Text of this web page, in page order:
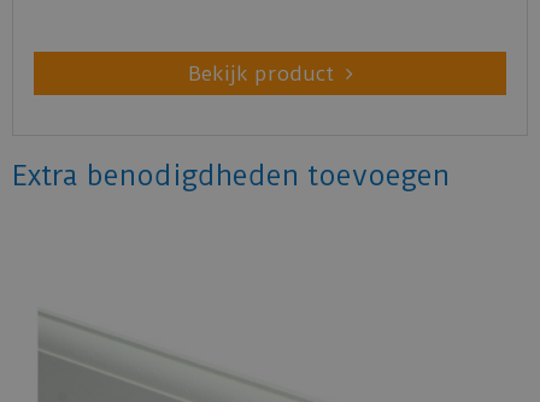
Bekijk product
Extra benodigdheden toevoegen